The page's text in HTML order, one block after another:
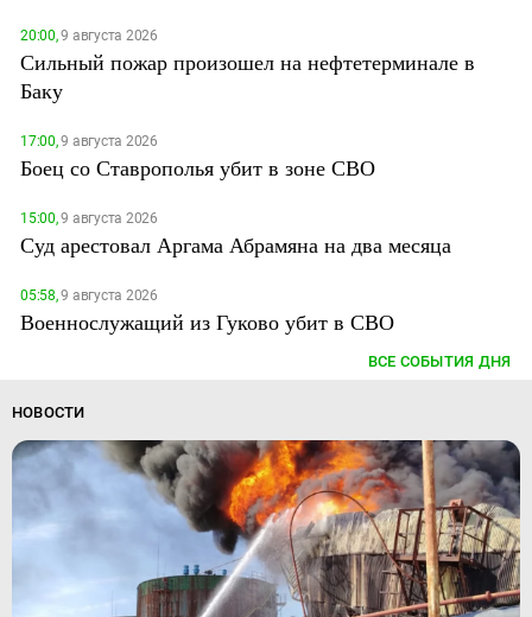
20:00,9 августа 2026
Сильный пожар произошел на нефтетерминале в
Баку
17:00,9 августа 2026
Боец со Ставрополья убит в зоне СВО
15:00,9 августа 2026
Суд арестовал Аргама Абрамяна на два месяца
05:58,9 августа 2026
Военнослужащий из Гуково убит в СВО
ВСЕ СОБЫТИЯ ДНЯ
НОВОСТИ